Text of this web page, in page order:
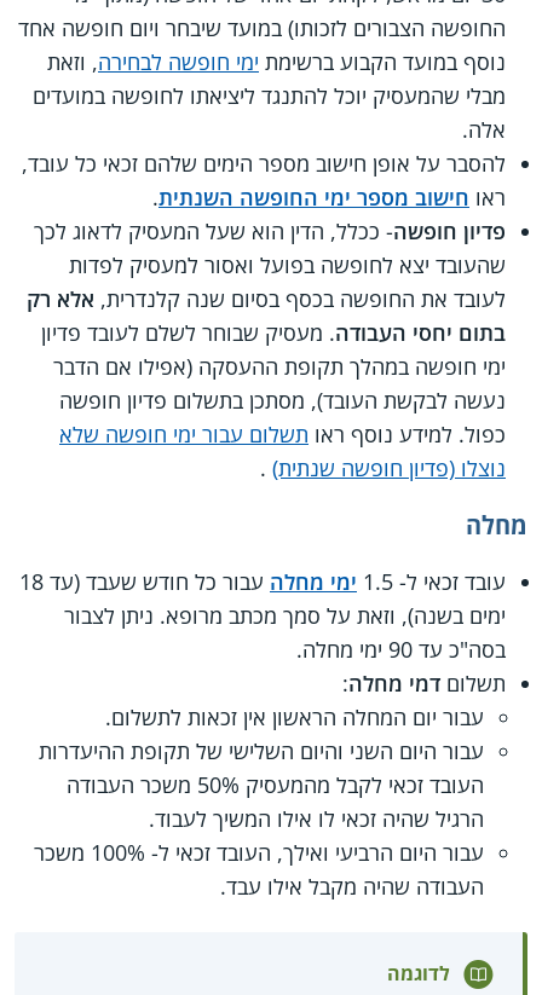
החופשה הצבורים לזכותו) במועד שיבחר ויום חופשה אחד
נוסף במועד הקבוע ברשימת ימי חופשה לבחירה, וזאת
מבלי שהמעסיק יוכל להתנגד ליציאתו לחופשה במועדים
אלה.
להסבר על אופן חישוב מספר הימים שלהם זכאי כל עובד,
ראו חישוב מספר ימי החופשה השנתית.
פדיון חופשה- ככלל, הדין הוא שעל המעסיק לדאוג לכך
שהעובד יצא לחופשה בפועל ואסור למעסיק לפדות
לעובד את החופשה בכסף בסיום שנה קלנדרית, אלא רק
בתום יחסי העבודה. מעסיק שבוחר לשלם לעובד פדיון
ימי חופשה במהלך תקופת ההעסקה (אפילו אם הדבר
נעשה לבקשת העובד), מסתכן בתשלום פדיון חופשה
כפול. למידע נוסף ראו תשלום עבור ימי חופשה שלא
נוצלו (פדיון חופשה שנתית) .
מחלה
עובד זכאי ל- 1.5 ימי מחלה
עבור כל חודש שעבד (עד 18
ימים בשנה), וזאת על סמך מכתב מרופא. ניתן לצבור
בסה"כ עד 90 ימי מחלה.
תשלום דמי מחלה:
עבור יום המחלה הראשון אין זכאות לתשלום.
עבור היום השני והיום השלישי של תקופת ההיעדרות
העובד זכאי לקבל מהמעסיק 50% משכר העבודה
הרגיל שהיה זכאי לו אילו המשיך לעבוד.
עבור היום הרביעי ואילך, העובד זכאי ל- 100% משכר
העבודה שהיה מקבל אילו עבד.
לדוגמה